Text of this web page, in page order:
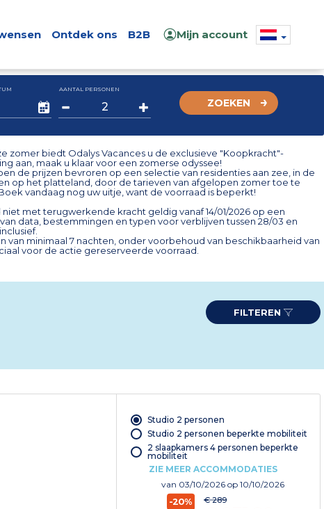
Ontdek ons B2B Mijn account
AANTAL PERSONEN
ZOEKEN
zomer biedt Odalys Vacances u de exclusieve "Koopkracht"-
aan, maak u klaar voor een zomerse odyssee!
de prijzen bevroren op een selectie van residenties aan zee, in de
op het platteland, door de tarieven van afgelopen zomer toe te
vandaag nog uw uitje, want de voorraad is beperkt!
niet met terugwerkende kracht geldig vanaf 14/01/2026 op een
data, bestemmingen en typen voor verblijven tussen 28/03 en
van minimaal 7 nachten, onder voorbehoud van beschikbaarheid van
voor de actie gereserveerde voorraad.
FILTEREN
Studio 2 personen
Studio 2 personen beperkte mobiliteit
2 slaapkamers 4 personen beperkte
mobiliteit
ZIE MEER ACCOMMODATIES
van 03/10/2026op 10/10/2026
-20% € 289